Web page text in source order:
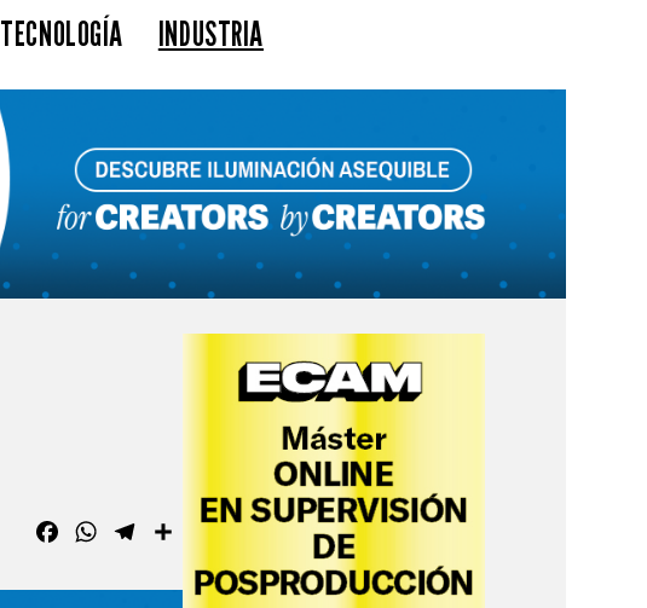
TECNOLOGÍA INDUSTRIA
FacebookWhatsAppTelegram